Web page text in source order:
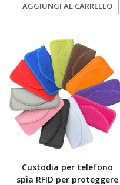
AGGIUNGI AL CARRELLO
Custodia per telefono
spia RFID per proteggere